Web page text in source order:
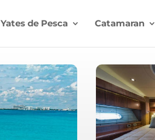
Yates de Pesca Catamaran